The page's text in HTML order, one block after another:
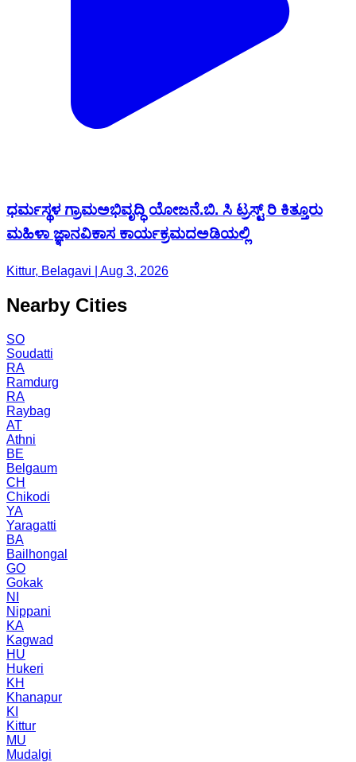
ಧರ್ಮಸ್ಥಳ ಗ್ರಾಮಅಭಿವೃದ್ಧಿ ಯೋಜನೆ.ಬಿ. ಸಿ ಟ್ರಸ್ಟ್ ರಿ ಕಿತ್ತೂರು
ಮಹಿಳಾ ಜ್ಞಾನವಿಕಾಸ ಕಾರ್ಯಕ್ರಮದಅಡಿಯಲ್ಲಿ
Kittur, Belagavi | Aug 3, 2026
Nearby Cities
SO
Soudatti
RA
Ramdurg
RA
Raybag
AT
Athni
BE
Belgaum
CH
Chikodi
YA
Yaragatti
BA
Bailhongal
GO
Gokak
NI
Nippani
KA
Kagwad
HU
Hukeri
KH
Khanapur
KI
Kittur
MU
Mudalgi